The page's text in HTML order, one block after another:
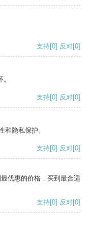
支持[0] 反对[0]
支持[0] 反对[0]
和隐私保护。
支持[0] 反对[0]
优惠的价格，买到最合适
支持[0] 反对[0]